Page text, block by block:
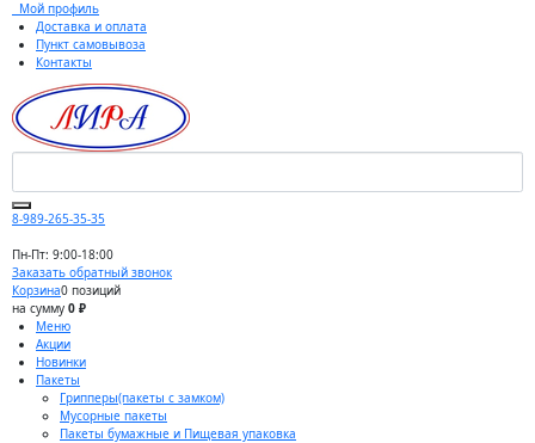
Мой профиль
Доставка и оплата
Пункт самовывоза
Контакты
8-989-265-35-35
Пн-Пт: 9:00-18:00
Заказать обратный звонок
Корзина0 позиций
на сумму 0 ₽
Меню
Акции
Новинки
Пакеты
Грипперы(пакеты с замком)
Мусорные пакеты
Пакеты бумажные и Пищевая упаковка